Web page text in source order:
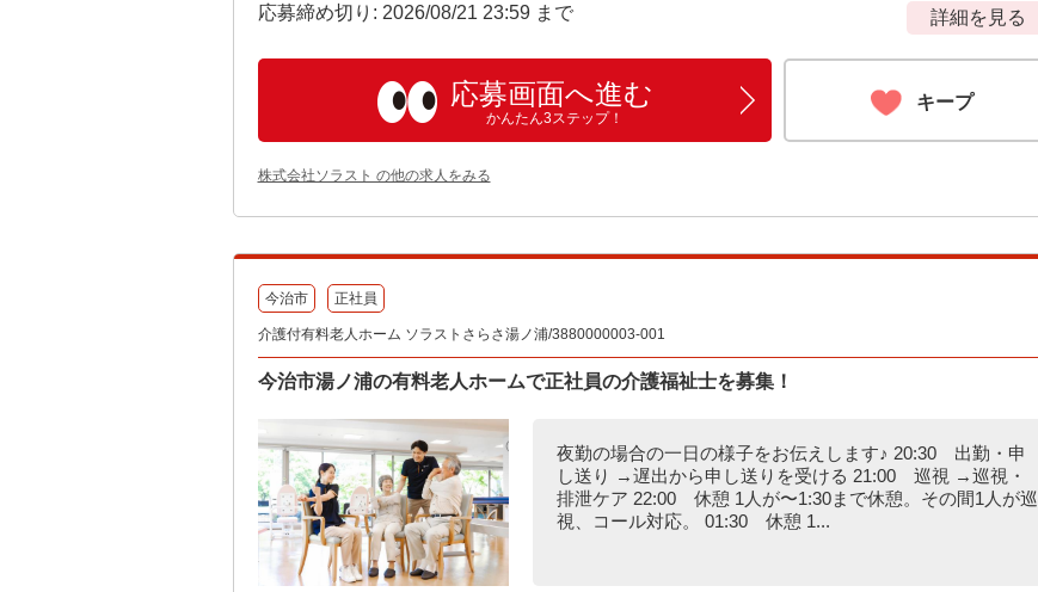
応募締め切り: 2026/08/21 23:59 まで 詳細を見る
応募画面へ進む
かんたん3ステップ！
キープ
株式会社ソラスト の他の求人をみる
今治市 正社員
介護付有料老人ホーム ソラストさらさ湯ノ浦/3880000003-001
今治市湯ノ浦の有料老人ホームで正社員の介護福祉士を募集！
夜勤の場合の一日の様子をお伝えします♪ 20:30 出勤・申
し送り →遅出から申し送りを受ける 21:00 巡視 →巡視・
排泄ケア 22:00 休憩 1人が〜1:30まで休憩。その間1人が巡
視、コール対応。 01:30 休憩 1...